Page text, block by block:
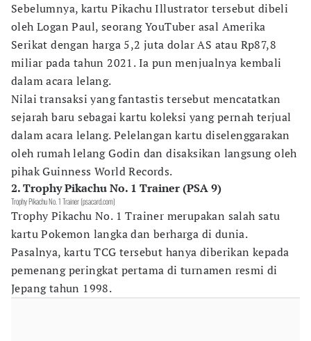
Sebelumnya, kartu Pikachu Illustrator tersebut dibeli
oleh Logan Paul, seorang YouTuber asal Amerika
Serikat dengan harga 5,2 juta dolar AS atau Rp87,8
miliar pada tahun 2021. Ia pun menjualnya kembali
dalam acara lelang.
Nilai transaksi yang fantastis tersebut mencatatkan
sejarah baru sebagai kartu koleksi yang pernah terjual
dalam acara lelang. Pelelangan kartu diselenggarakan
oleh rumah lelang Godin dan disaksikan langsung oleh
pihak Guinness World Records.
2. Trophy Pikachu No. 1 Trainer (PSA 9)
Trophy Pikachu No. 1 Trainer (psacard.com)
Trophy Pikachu No. 1 Trainer merupakan salah satu
kartu Pokemon langka dan berharga di dunia.
Pasalnya, kartu TCG tersebut hanya diberikan kepada
pemenang peringkat pertama di turnamen resmi di
Jepang tahun 1998.